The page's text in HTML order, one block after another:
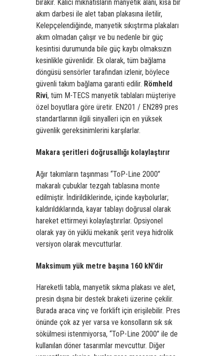
bırakır. Kalıcı mıknatısların manyetik alanı, kısa bir
akım darbesi ile alet taban plakasına iletilir,
Kelepçelendiğinde, manyetik sıkıştırma plakaları
akım olmadan çalışır ve bu nedenle bir güç
kesintisi durumunda bile güç kaybı olmaksızın
kesinlikle güvenlidir. Ek olarak, tüm bağlama
döngüsü sensörler tarafından izlenir, böylece
güvenli takım bağlama garanti edilir. Römheld
Rivi, tüm M-TECS manyetik tablaları müşteriye
özel boyutlara göre üretir. EN201 / EN289 pres
standartlarının ilgili sinyalleri için en yüksek
güvenlik gereksinimlerini karşılarlar.
Makara şeritleri doğrusallığı kolaylaştırır
Ağır takımların taşınması “ToP-Line 2000”
makaralı çubuklar tezgah tablasına monte
edilmiştir. İndirildiklerinde, içinde kaybolurlar;
kaldırıldıklarında, kayar tablayı doğrusal olarak
hareket ettirmeyi kolaylaştırırlar. Opsiyonel
olarak yay ön yüklü mekanik şerit veya hidrolik
versiyon olarak mevcutturlar.
Maksimum yük metre başına 160 kN’dir
Hareketli tabla, manyetik sıkma plakası ve alet,
presin dışına bir destek braketi üzerine çekilir.
Burada araca vinç ve forklift için erişilebilir. Pres
önünde çok az yer varsa ve konsolların sık sık
sökülmesi istenmiyorsa, “ToP-Line 2000” ile de
kullanılan döner tasarımlar mevcuttur. Diğer